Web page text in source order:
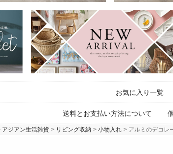
お気に入り一覧
送料とお支払い方法について
アジアン生活雑貨 リビング収納 小物入れ アルミのデコレ